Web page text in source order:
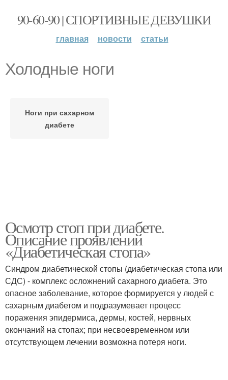
90-60-90 | СПОРТИВНЫЕ ДЕВУШКИ
главная новости статьи
Холодные ноги
Ноги при сахарном
диабете
Осмотр стоп при диабете.
Описание проявлений
«Диабетическая стопа»
Синдром диабетической стопы (диабетическая стопа или
СДС) - комплекс осложнений сахарного диабета. Это
опасное заболевание, которое формируется у людей с
сахарным диабетом и подразумевает процесс
поражения эпидермиса, дермы, костей, нервных
окончаний на стопах; при несвоевременном или
отсутствующем лечении возможна потеря ноги.